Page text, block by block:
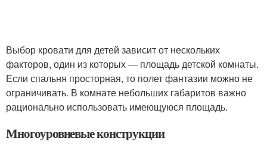
Выбор кровати для детей зависит от нескольких
факторов, один из которых — площадь детской комнаты.
Если спальня просторная, то полет фантазии можно не
ограничивать. В комнате небольших габаритов важно
рационально использовать имеющуюся площадь.
Многоуровневые конструкции